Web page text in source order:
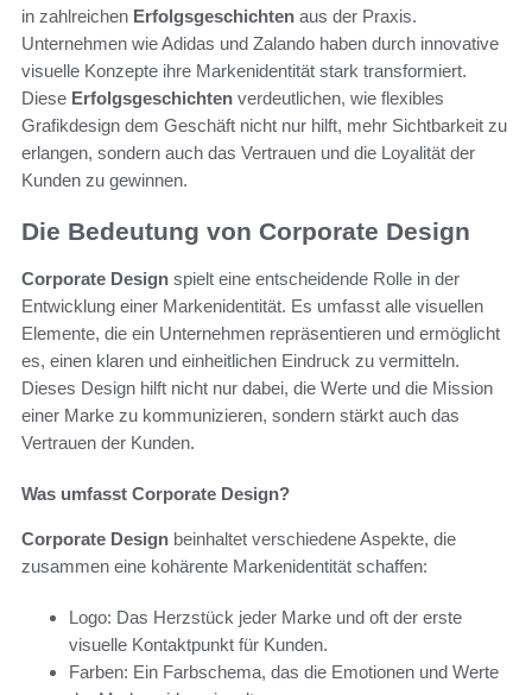
in zahlreichen Erfolgsgeschichten aus der Praxis.
Unternehmen wie Adidas und Zalando haben durch innovative
visuelle Konzepte ihre Markenidentität stark transformiert.
Diese Erfolgsgeschichten verdeutlichen, wie flexibles
Grafikdesign dem Geschäft nicht nur hilft, mehr Sichtbarkeit zu
erlangen, sondern auch das Vertrauen und die Loyalität der
Kunden zu gewinnen.
Die Bedeutung von Corporate Design
Corporate Design spielt eine entscheidende Rolle in der
Entwicklung einer Markenidentität. Es umfasst alle visuellen
Elemente, die ein Unternehmen repräsentieren und ermöglicht
es, einen klaren und einheitlichen Eindruck zu vermitteln.
Dieses Design hilft nicht nur dabei, die Werte und die Mission
einer Marke zu kommunizieren, sondern stärkt auch das
Vertrauen der Kunden.
Was umfasst Corporate Design?
Corporate Design beinhaltet verschiedene Aspekte, die
zusammen eine kohärente Markenidentität schaffen:
Logo: Das Herzstück jeder Marke und oft der erste
visuelle Kontaktpunkt für Kunden.
Farben: Ein Farbschema, das die Emotionen und Werte